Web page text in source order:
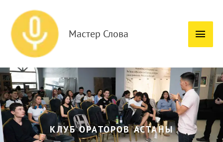
содержимому
Мастер Слова
КЛУБ ОРАТОРОВ АСТАНЫ